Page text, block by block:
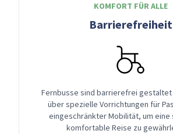
KOMFORT FÜR ALLE
Barrierefreiheit
Fernbusse sind barrierefrei
über spezielle Vorrichtungen für
eingeschränkter Mobilität, um eine
komfortable Reise zu